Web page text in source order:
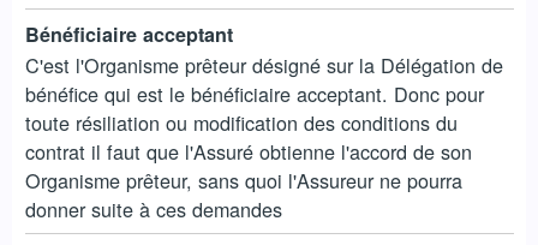
Bénéficiaire acceptant
C'est l'Organisme prêteur désigné sur la Délégation de
bénéfice qui est le bénéficiaire acceptant. Donc pour
toute résiliation ou modification des conditions du
contrat il faut que l'Assuré obtienne l'accord de son
Organisme prêteur, sans quoi l'Assureur ne pourra
donner suite à ces demandes